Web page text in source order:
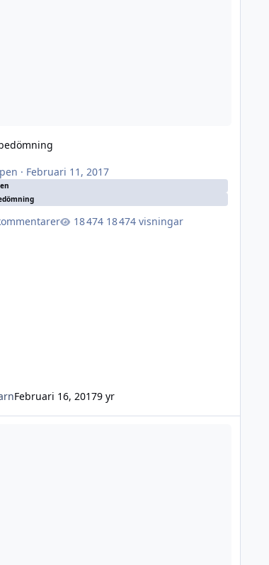
· Februari 11, 2017
18 474 visningar
Februari 16, 20179 yr